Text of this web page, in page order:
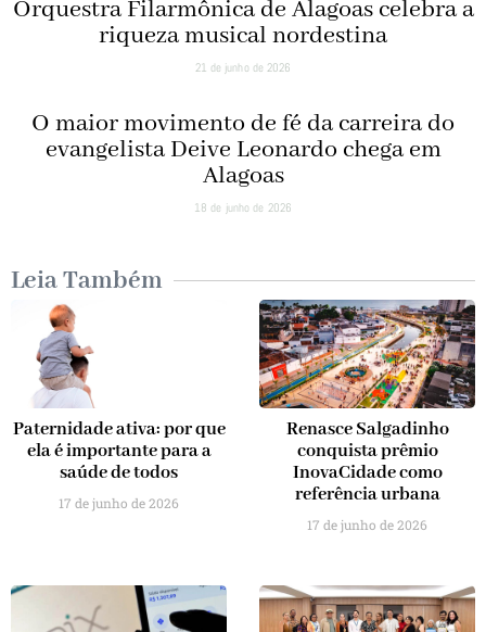
Orquestra Filarmônica de Alagoas celebra a
riqueza musical nordestina
21 de junho de 2026
O maior movimento de fé da carreira do
evangelista Deive Leonardo chega em
Alagoas
18 de junho de 2026
Paternidade ativa: por que
ela é importante para a
saúde de todos
17 de junho de 2026
Renasce Salgadinho
conquista prêmio
InovaCidade como
referência urbana
17 de junho de 2026
Leia Também